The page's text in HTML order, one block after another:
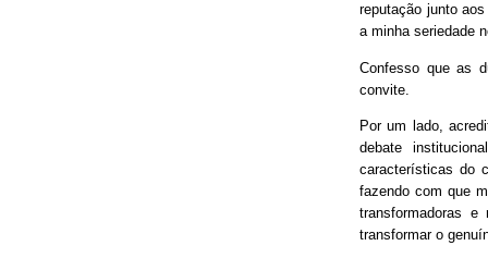
reputação junto
a minha seriedade
Confesso que as
convite.
Por um lado,
debate
características do
fazendo com que
transformadoras
transformar o